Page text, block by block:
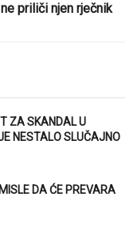
priliči njen rječnik
ZA SKANDAL U
NESTALO SLUČAJNO
DA ĆE PREVARA